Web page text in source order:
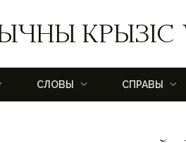
КРЫЗІС
СЛОВЫ СПРАВЫ